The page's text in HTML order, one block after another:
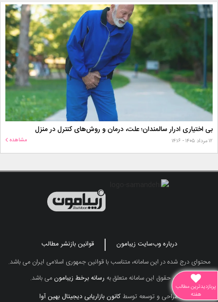
بی اختیاری ادرار سالمندان؛ علت، درمان و روش‌های کنترل در منزل
۱۲ مرداد ۱۴۰۵ - ۱۴:۱۶ مشاهده
درباره وب‌سایت زیبامون
قوانین بازنشر مطالب
محتوای درج شده در این سامانه، متناسب با قوانین جمهوری اسلامی ایران می باشد.
تمامی حقوق این سامانه متعلق به رسانه برخط زیبامونمی باشد.
طراحی و توسعه توسطکانون بازاریابی دیجیتال بهین آوا
پربازدیدترین مطالب
هفته